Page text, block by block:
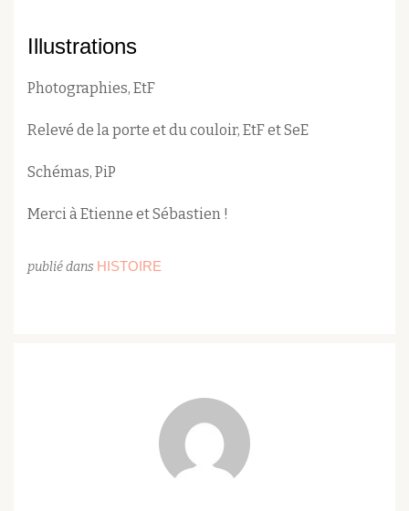
Illustrations
Photographies, EtF
Relevé de la porte et du couloir, EtF et SeE
Schémas, PiP
Merci à Etienne et Sébastien !
publié dans HISTOIRE